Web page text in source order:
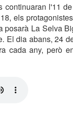
continuaran l'11
els
La Selva
El dia abans, 24
cada any, però